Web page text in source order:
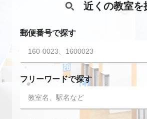
近くの教室を
郵便番号で探す
フリーワードで探す